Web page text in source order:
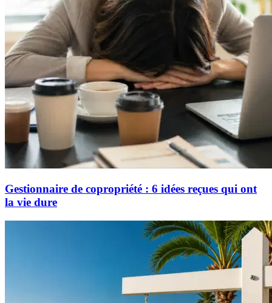
Gestionnaire de copropriété : 6 idées reçues qui ont
la vie dure